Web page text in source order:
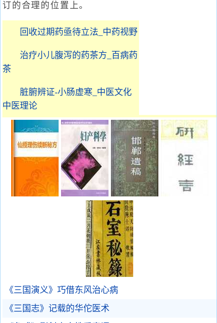
订的合理的位置上。
回收过期药亟待立法_中药视野
治疗小儿腹泻的药茶方_百病药
茶
脏腑辨证-小肠虚寒_中医文化
中医理论
《三国演义》巧借东风治心病
《三国志》记载的华佗医术